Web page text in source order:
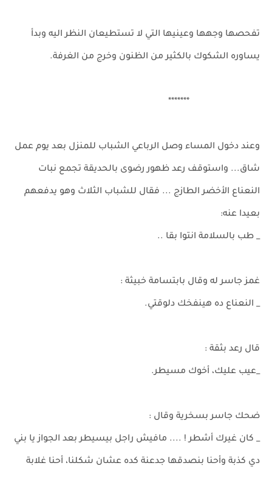
تفحصها وجهها وعينيها التي لا تستطيعان النظر اليه وبدأ
يساوره الشكوك بالكثير من الظنون وخرج من الغرفة.
*******
وعند دخول المساء وصل الرباعي الشباب للمنزل بعد يوم عمل
شاق... واستوقف رعد ظهور رضوى بالحديقة تجمع نبات
النعناع الأخضر الطازج ... فقال للشباب الثلاث وهو يدفعهم
بعيدا عنه:
_ طب بالسلامة انتوا بقا ..
غمز جاسر له وقال بابتسامة خبيثة :
_ النعناع ده هينفخك دلوقتي.
قال رعد بثقة :
_عيب عليك، أخوك مسيطر.
ضحك جاسر بسخرية وقال :
_ كان غيرك أشطر ! .... مافيش راجل بيسيطر بعد الجواز يا بني
دي كذبة وأحنا بنصدقها جدعنة كده عشان شكلنا، أحنا غلابة